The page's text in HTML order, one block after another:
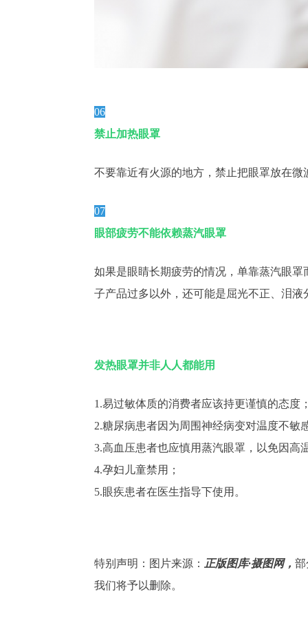
06
禁止加热眼罩
不要靠近有火源的地方，禁止把眼罩放在微
07
眼部疲劳不能依赖蒸汽眼罩
如果是眼睛长期疲劳的情况，单靠蒸汽眼
子产品过多以外，还可能是屈光不正、泪
发热眼罩并非人人都能用
1.易过敏体质的消费者应该持更谨慎的态度
2.糖尿病患者因为周围神经病变对温度不敏
3.高血压患者也应慎用蒸汽眼罩，以免因高
4.孕妇儿童禁用；
5.眼疾患者在医生指导下使用。
特别声明：图片来源： 正版图库·摄图网， 部
我们将予以删除。